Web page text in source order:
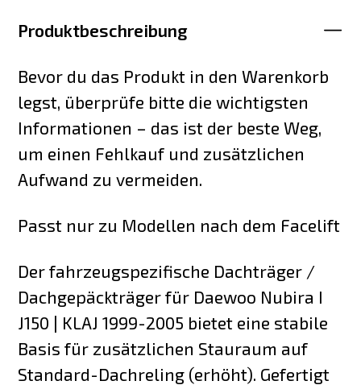
Produktbeschreibung
Bevor du das Produkt in den Warenkorb
legst, überprüfe bitte die wichtigsten
Informationen – das ist der beste Weg,
um einen Fehlkauf und zusätzlichen
Aufwand zu vermeiden.
Passt nur zu Modellen nach dem Facelift
Der fahrzeugspezifische Dachträger /
Dachgepäckträger für Daewoo Nubira I
J150 | KLAJ 1999-2005 bietet eine stabile
Basis für zusätzlichen Stauraum auf
Standard-Dachreling (erhöht). Gefertigt